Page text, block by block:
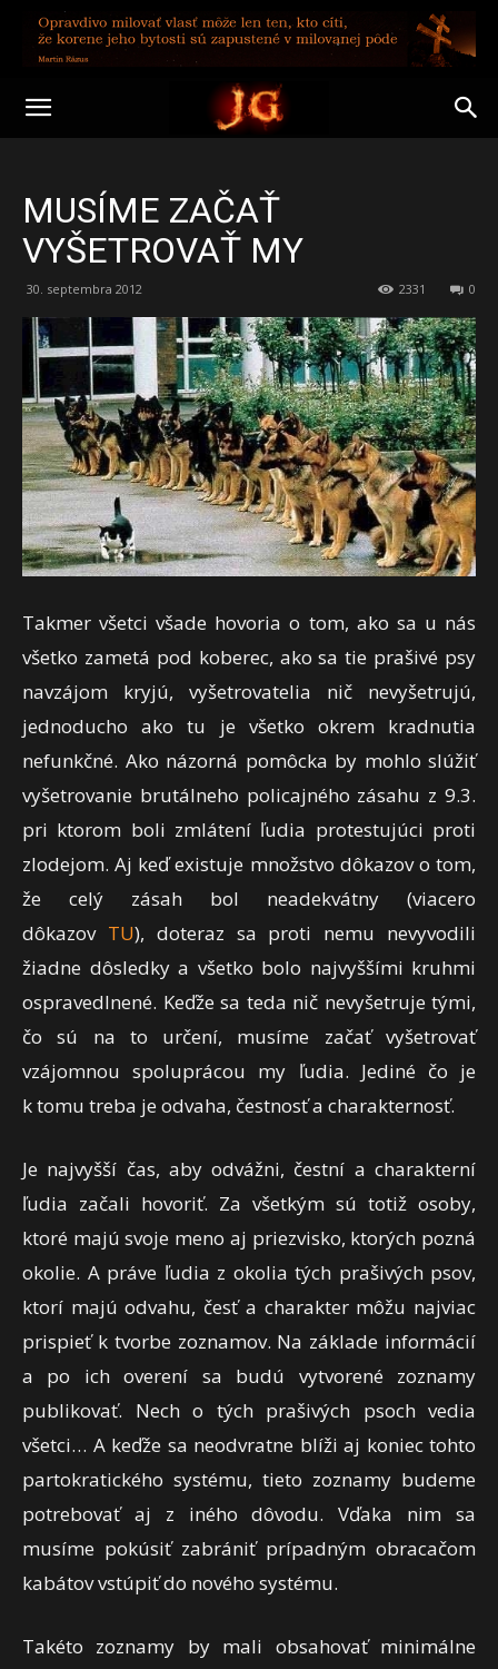
MUSÍME ZAČAŤ
VYŠETROVAŤ MY
30. septembra 2012 0
2331
Takmer všetci všade hovoria o tom, ako sa u nás
všetko zametá pod koberec, ako sa tie prašivé psy
navzájom kryjú, vyšetrovatelia nič nevyšetrujú,
jednoducho ako tu je všetko okrem kradnutia
nefunkčné. Ako názorná pomôcka by mohlo slúžiť
vyšetrovanie brutálneho policajného zásahu z 9.3.
pri ktorom boli zmlátení ľudia protestujúci proti
zlodejom. Aj keď existuje množstvo dôkazov o tom,
že celý zásah bol neadekvátny (viacero
dôkazov TU), doteraz sa proti nemu nevyvodili
žiadne dôsledky a všetko bolo najvyššími kruhmi
ospravedlnené. Keďže sa teda nič nevyšetruje tými,
čo sú na to určení, musíme začať vyšetrovať
vzájomnou spoluprácou my ľudia. Jediné čo je
k tomu treba je odvaha, čestnosť a charakternosť.
Je najvyšší čas, aby odvážni, čestní a charakterní
ľudia začali hovoriť. Za všetkým sú totiž osoby,
ktoré majú svoje meno aj priezvisko, ktorých pozná
okolie. A práve ľudia z okolia tých prašivých psov,
ktorí majú odvahu, česť a charakter môžu najviac
prispieť k tvorbe zoznamov. Na základe informácií
a po ich overení sa budú vytvorené zoznamy
publikovať. Nech o tých prašivých psoch vedia
všetci… A keďže sa neodvratne blíži aj koniec tohto
partokratického systému, tieto zoznamy budeme
potrebovať aj z iného dôvodu. Vďaka nim sa
musíme pokúsiť zabrániť prípadným obracačom
kabátov vstúpiť do nového systému.
Takéto zoznamy by mali obsahovať minimálne